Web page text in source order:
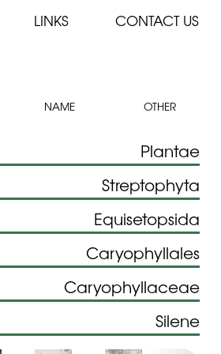
LINKS CONTACT US
NAME OTHER
Plantae
Streptophyta
Equisetopsida
Caryophyllales
Caryophyllaceae
Silene